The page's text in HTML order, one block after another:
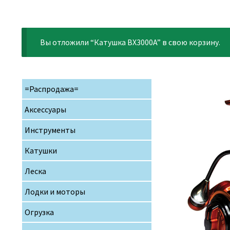
Вы отложили “Катушка BX3000A” в свою корзину.
=Распродажа=
Аксессуары
Инструменты
Катушки
Леска
Лодки и моторы
Огрузка